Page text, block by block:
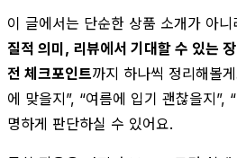
이 글에서는 단순한 상품 소개가 아니
질적 의미, 리뷰에서 기대할 수 있는
전 체크포인트까지 하나씩 정리해볼
에 맞을지”, “여름에 입기 괜찮을지”,
명하게 판단하실 수 있어요.